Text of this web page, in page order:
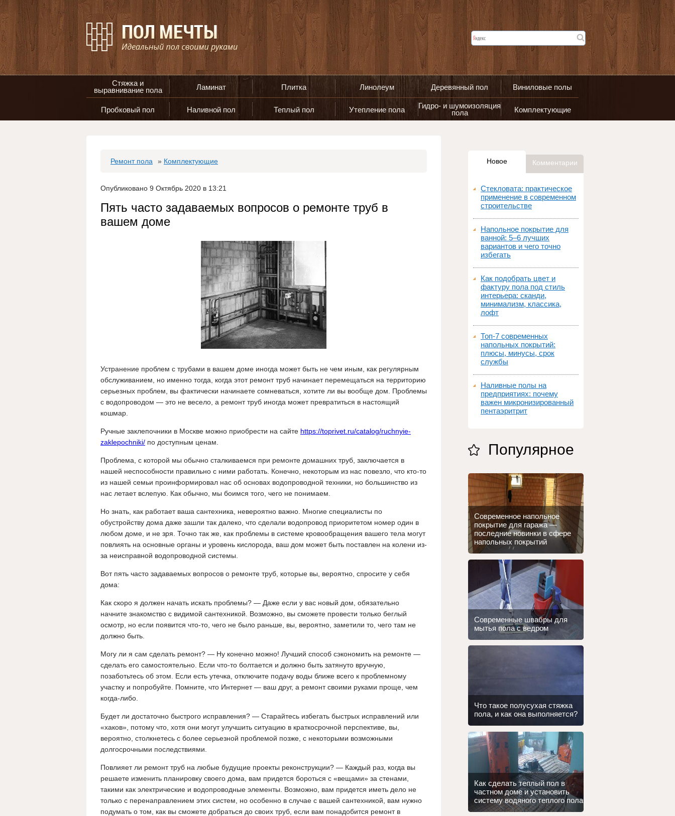
Стяжка и
выравнивание пола
Ламинат Плитка Линолеум Деревянный пол Виниловые полы
Пробковый пол Наливной пол Теплый пол Утепление пола
Гидро- и шумоизоляция
пола
Комплектующие
Ремонт пола » Комплектующие
Опубликовано 9 Октябрь 2020 в 13:21
Пять часто задаваемых вопросов о ремонте труб в
вашем доме
Устранение проблем с трубами в вашем доме иногда может быть не чем иным, как регулярным
обслуживанием, но именно тогда, когда этот ремонт труб начинает перемещаться на территорию
серьезных проблем, вы фактически начинаете сомневаться, хотите ли вы вообще дом. Проблемы
с водопроводом — это не весело, а ремонт труб иногда может превратиться в настоящий
кошмар.
Ручные заклепочники в Москве можно приобрести на сайте https://toprivet.ru/catalog/ruchnyie-
zaklepochniki/ по доступным ценам.
Проблема, с которой мы обычно сталкиваемся при ремонте домашних труб, заключается в
нашей неспособности правильно с ними работать. Конечно, некоторым из нас повезло, что кто-то
из нашей семьи проинформировал нас об основах водопроводной техники, но большинство из
нас летает вслепую. Как обычно, мы боимся того, чего не понимаем.
Но знать, как работает ваша сантехника, невероятно важно. Многие специалисты по
обустройству дома даже зашли так далеко, что сделали водопровод приоритетом номер один в
любом доме, и не зря. Точно так же, как проблемы в системе кровообращения вашего тела могут
повлиять на основные органы и уровень кислорода, ваш дом может быть поставлен на колени из-
за неисправной водопроводной системы.
Вот пять часто задаваемых вопросов о ремонте труб, которые вы, вероятно, спросите у себя
дома:
Как скоро я должен начать искать проблемы? — Даже если у вас новый дом, обязательно
начните знакомство с видимой сантехникой. Возможно, вы сможете провести только беглый
осмотр, но если появится что-то, чего не было раньше, вы, вероятно, заметили то, чего там не
должно быть.
Могу ли я сам сделать ремонт? — Ну конечно можно! Лучший способ сэкономить на ремонте —
сделать его самостоятельно. Если что-то болтается и должно быть затянуто вручную,
позаботьтесь об этом. Если есть утечка, отключите подачу воды ближе всего к проблемному
участку и попробуйте. Помните, что Интернет — ваш друг, а ремонт своими руками проще, чем
когда-либо.
Будет ли достаточно быстрого исправления? — Старайтесь избегать быстрых исправлений или
«хаков», потому что, хотя они могут улучшить ситуацию в краткосрочной перспективе, вы,
вероятно, столкнетесь с более серьезной проблемой позже, с некоторыми возможными
долгосрочными последствиями.
Повлияет ли ремонт труб на любые будущие проекты реконструкции? — Каждый раз, когда вы
решаете изменить планировку своего дома, вам придется бороться с «вещами» за стенами,
такими как электрические и водопроводные элементы. Возможно, вам придется иметь дело не
только с перенаправлением этих систем, но особенно в случае с вашей сантехникой, вам нужно
подумать о том, как вы сможете добраться до своих труб, если вам понадобится ремонт в
Новое Комментарии
Стекловата: практическое
применение в современном
строительстве
Напольное покрытие для
ванной: 5–6 лучших
вариантов и чего точно
избегать
Как подобрать цвет и
фактуру пола под стиль
интерьера: сканди,
минимализм, классика,
лофт
Топ‑7 современных
напольных покрытий:
плюсы, минусы, срок
службы
Наливные полы на
предприятиях: почему
важен микронизированный
пентаэритрит
Популярное
Современное напольное
покрытие для гаража —
последние новинки в сфере
напольных покрытий
Современные швабры для
мытья пола с ведром
Что такое полусухая стяжка
пола, и как она выполняется?
Как сделать теплый пол в
частном доме и установить
систему водяного теплого пола